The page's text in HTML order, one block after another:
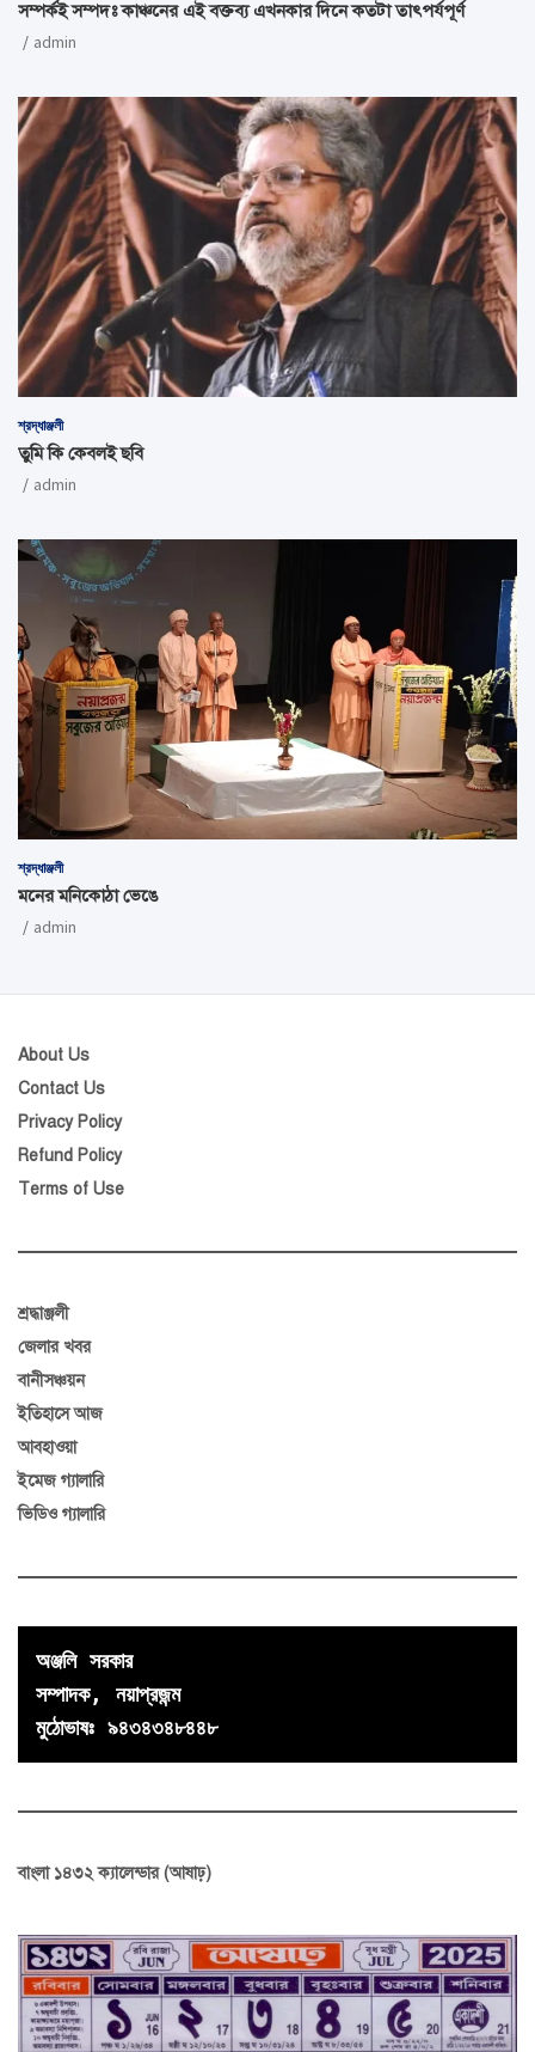
সম্পর্কই সম্পদঃ কাঞ্চনের এই বক্তব্য এখনকার দিনে কতটা তাৎপর্যপূর্ণ
admin
শ্রদ্ধাঞ্জলী
তুমি কি কেবলই ছবি
admin
শ্রদ্ধাঞ্জলী
মনের মনিকোঠা ভেঙে
admin
About Us
Contact Us
Privacy Policy
Refund Policy
Terms of Use
শ্রদ্ধাঞ্জলী
জেলার খবর
বানীসঞ্চয়ন
ইতিহাসে আজ
আবহাওয়া
ইমেজ গ্যালারি
ভিডিও গ্যালারি
অঞ্জলি সরকার
সম্পাদক, নয়াপ্রজন্ম
মুঠোভাষঃ ৯৪৩৪৩৪৮৪৪৮
বাংলা ১৪৩২ ক্যালেন্ডার (আষাঢ়)